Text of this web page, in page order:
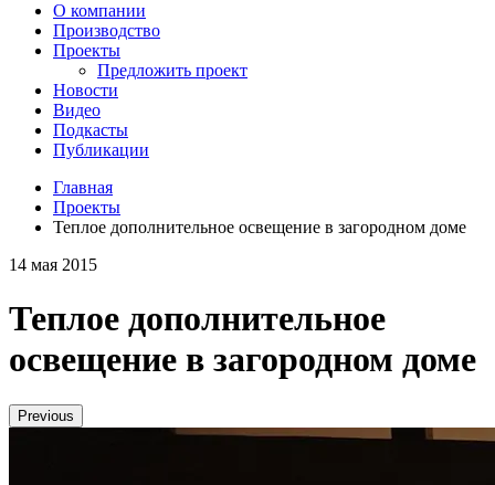
О компании
Производство
Проекты
Предложить проект
Новости
Видео
Подкасты
Публикации
Главная
Проекты
Теплое дополнительное освещение в загородном доме
14 мая 2015
Теплое дополнительное
освещение в загородном доме
Previous